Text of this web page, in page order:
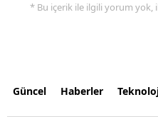
* Bu içerik ile ilgili yorum yok,
Güncel Haberler